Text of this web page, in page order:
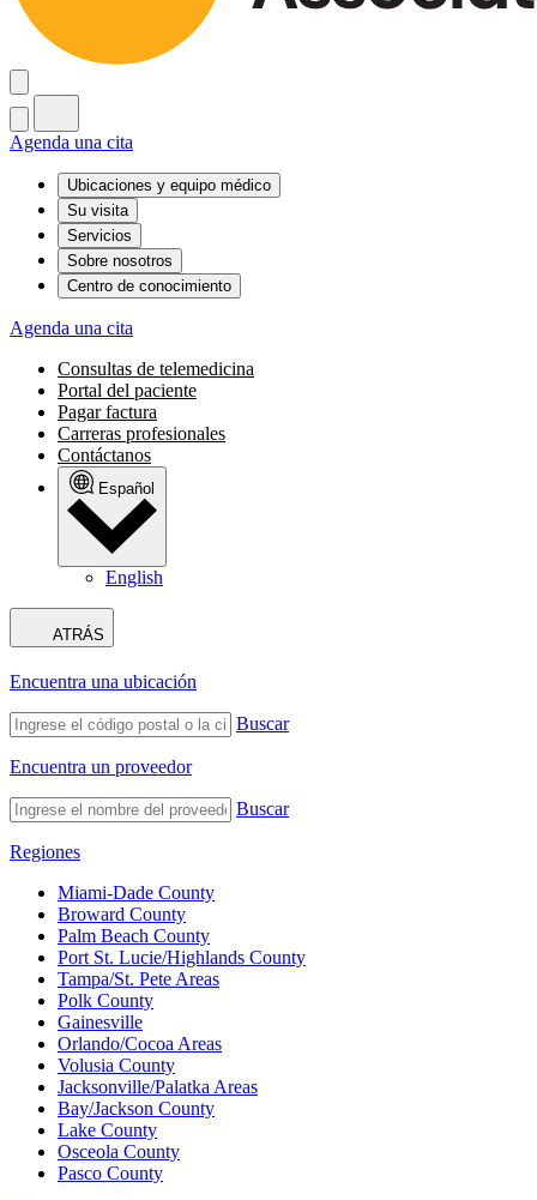
Agenda una cita
Ubicaciones y equipo médico
Su visita
Servicios
Sobre nosotros
Centro de conocimiento
Agenda una cita
Consultas de telemedicina
Portal del paciente
Pagar factura
Carreras profesionales
Contáctanos
Español
English
ATRÁS
Encuentra una ubicación
Buscar
Encuentra un proveedor
Buscar
Regiones
Miami-Dade County
Broward County
Palm Beach County
Port St. Lucie/Highlands County
Tampa/St. Pete Areas
Polk County
Gainesville
Orlando/Cocoa Areas
Volusia County
Jacksonville/Palatka Areas
Bay/Jackson County
Lake County
Osceola County
Pasco County